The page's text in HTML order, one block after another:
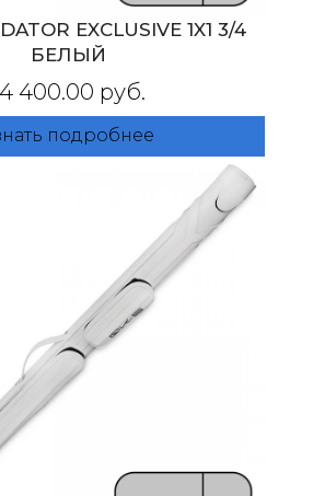
EXCLUSIVE 1X1 3/4
БЕЛЫЙ
400.00 руб.
подробнее